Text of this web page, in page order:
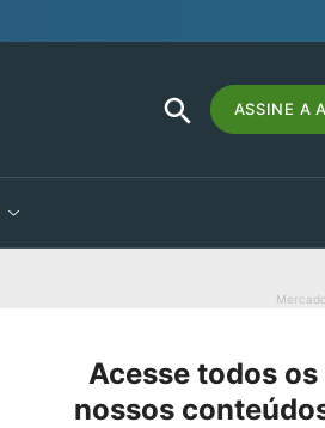
Search
for:
SEARCH
BUTTON
ASSINE A
Acesse todos os
nossos